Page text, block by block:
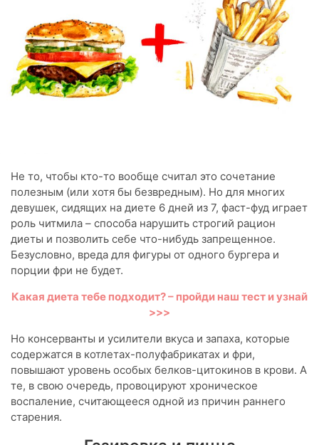
Не то, чтобы кто-то вообще считал это сочетание
полезным (или хотя бы безвредным). Но для многих
девушек, сидящих на диете 6 дней из 7, фаст-фуд играет
роль читмила – способа нарушить строгий рацион
диеты и позволить себе что-нибудь запрещенное.
Безусловно, вреда для фигуры от одного бургера и
порции фри не будет.
Какая диета тебе подходит? – пройди наш тест и узнай
>>>
Но консерванты и усилители вкуса и запаха, которые
содержатся в котлетах-полуфабрикатах и фри,
повышают уровень особых белков-цитокинов в крови. А
те, в свою очередь, провоцируют хроническое
воспаление, считающееся одной из причин раннего
старения.